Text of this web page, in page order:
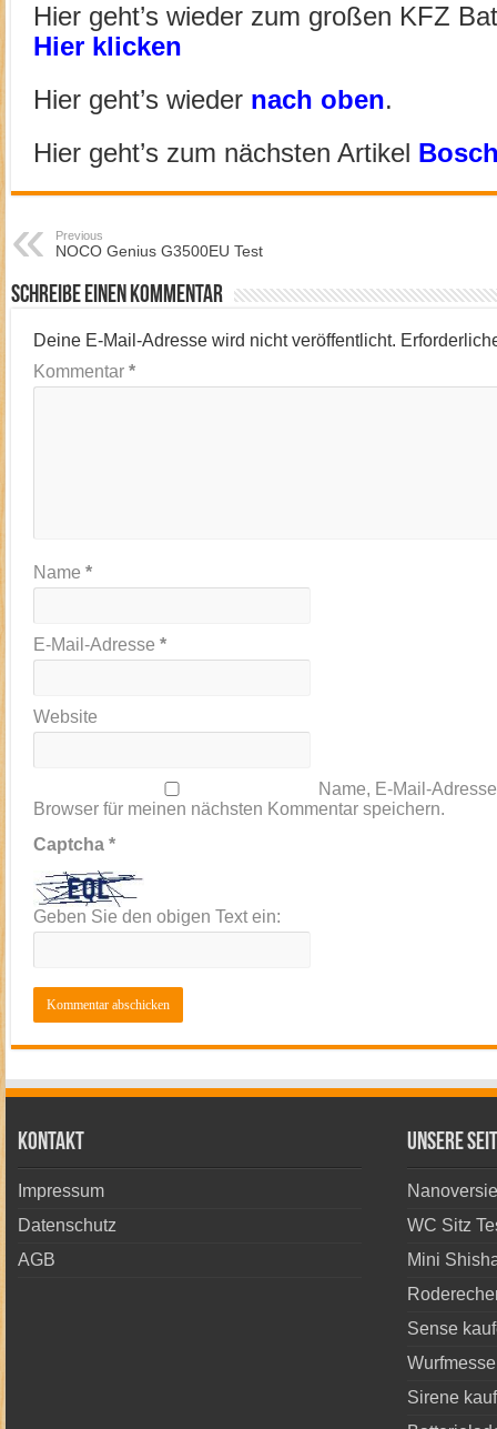
Hier geht’s wieder zum großen KFZ
Hier klicken
Hier geht’s wieder nach oben.
Hier geht’s zum nächsten Artikel
Previous
NOCO Genius G3500EU Test
Schreibe einen Kommentar
Deine E-Mail-Adresse wird nicht veröffentlicht.
Kommentar*
Name*
E-Mail-Adresse*
Website
Name, E-Mail-
Browser für meinen nächsten Kommentar speichern.
Captcha*
Geben Sie den obigen Text ein:
Kontakt
Impressum
Datenschutz
AGB
Unsere
WC Sitz
Mini
Sense
Sirene